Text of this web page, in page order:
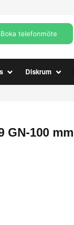
Boka telefonmöte
Diskrum
GN-100 mm